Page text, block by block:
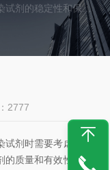
剂的稳定性和保存条件
2777
剂时需要考虑的重要
质量和有效性，因此